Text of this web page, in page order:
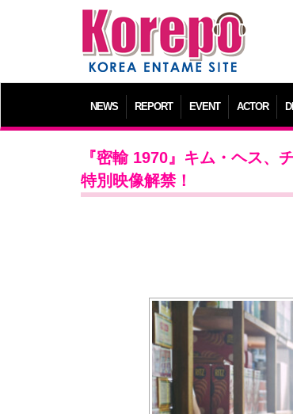
NEWS REPORT EVENT ACTOR
『密輸 1970』キム・ヘス、
特別映像解禁！